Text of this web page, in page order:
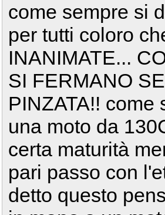
come sempre si
per tutti coloro
INANIMATE...
SI FERMANO
PINZATA!! come
una moto da
certa maturità
pari passo con
detto questo